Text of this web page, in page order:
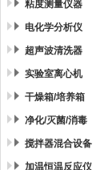
粘度测量仪器
电化学分析仪
超声波清洗器
实验室离心机
干燥箱/培养箱
净化/灭菌/消毒
搅拌器混合设备
加温恒温反应仪